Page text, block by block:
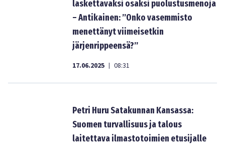
laskettavaksi osaksi puolustusmenoja
– Antikainen: ”Onko vasemmisto
menettänyt viimeisetkin
järjenrippeensä?”
17.06.2025 | 08:31
Petri Huru Satakunnan Kansassa:
Suomen turvallisuus ja talous
laitettava ilmastotoimien etusijalle